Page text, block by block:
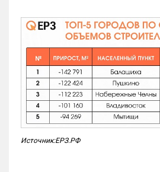
Источник:ЕРЗ.РФ